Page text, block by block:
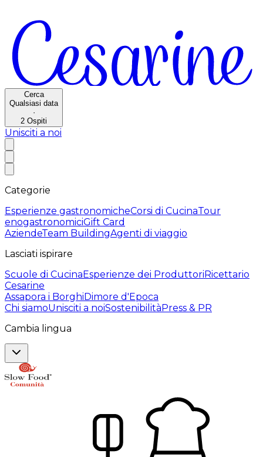
Cerca
Qualsiasi data
·
2 Ospiti
Unisciti a noi
Categorie
Esperienze gastronomicheCorsi di CucinaTour
enogastronomiciGift Card
AziendeTeam BuildingAgenti di viaggio
Lasciati ispirare
Scuole di CucinaEsperienze dei ProduttoriRicettario
Cesarine
Assapora i BorghiDimore d'Epoca
Chi siamoUnisciti a noiSostenibilitàPress & PR
Cambia lingua